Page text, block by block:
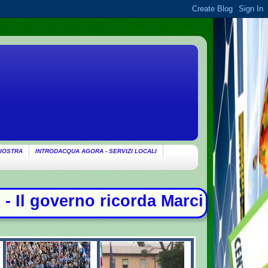
INTRODACQUA AGORA - SERVIZI LOCALI
"Non c'è